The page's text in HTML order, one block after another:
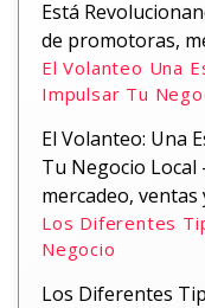
Está
de promotoras,
El Volanteo Una
Impulsar Tu
El Volanteo: Una
Tu Negocio Local
mercadeo, ventas
Los Diferentes
Negocio
Los Diferentes